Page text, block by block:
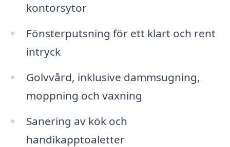
kontorsytor
Fönsterputsning för ett klart och rent
intryck
Golvvård, inklusive dammsugning,
moppning och vaxning
Sanering av kök och
handikapptoaletter